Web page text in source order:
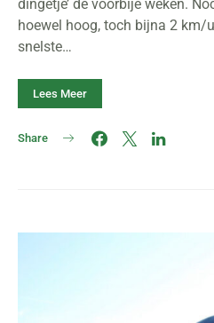
dingetje’ de voorbije weken.
hoewel hoog, toch bijna 2 km/
snelste…
Lees Meer
Share